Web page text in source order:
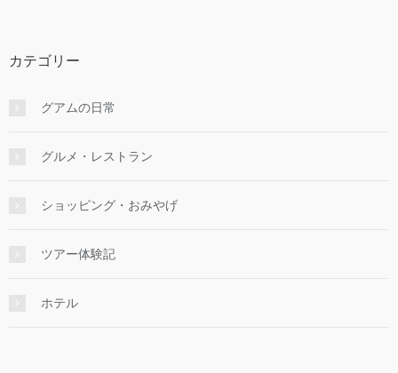
カテゴリー
グアムの日常
グルメ・レストラン
ショッピング・おみやげ
ツアー体験記
ホテル